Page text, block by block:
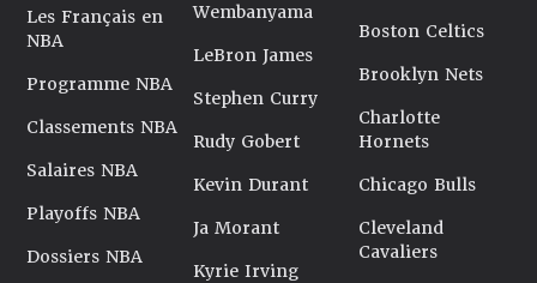
Les Français en
NBA
Programme NBA
Classements NBA
Salaires NBA
Playoffs NBA
Dossiers NBA
Wembanyama
LeBron James
Stephen Curry
Rudy Gobert
Kevin Durant
Ja Morant
Kyrie Irving
Boston Celtics
Brooklyn Nets
Charlotte
Hornets
Chicago Bulls
Cleveland
Cavaliers